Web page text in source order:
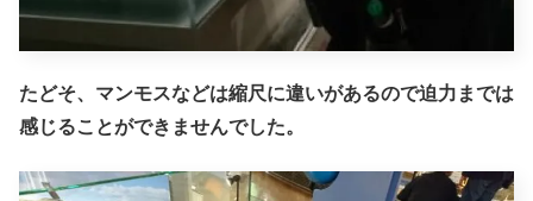
たどそ、マンモスなどは縮尺に違いがあるので迫力までは
感じることができませんでした。